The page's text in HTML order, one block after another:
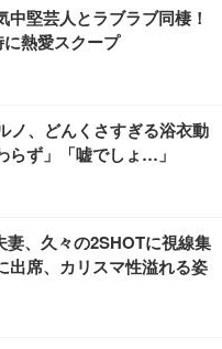
中堅芸人とラブラブ同棲！
に熱愛スクープ
ノ、どんくさすぎる浴衣動
らず」「嘘でしょ…」
、久々の2SHOTに視線集
出席、カリスマ性溢れる姿